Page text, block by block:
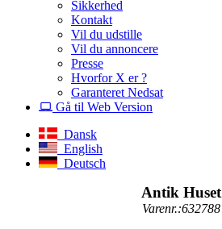
Sikkerhed
Kontakt
Vil du udstille
Vil du annoncere
Presse
Hvorfor X er ?
Garanteret Nedsat
Gå til Web Version
Dansk
English
Deutsch
Antik Huset
Varenr.:632788